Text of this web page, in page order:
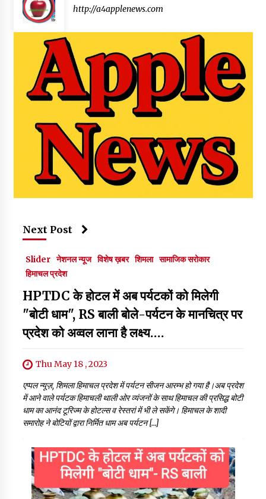
http://a4applenews.com
Next Post
Slider नेशनल न्यूज विशेष ख़बर शिमला सामाजिक सरोकार
हिमाचल प्रदेश
HPTDC के होटल में अब पर्यटकों को मिलेगी
"बोटी धाम", RS बाली बोले-पर्यटन के मानचित्र पर
प्रदेश को अव्वल लाना है लक्ष्य….
Thu May 18 , 2023
एप्पल न्यूज़, शिमला हिमाचल प्रदेश में पर्यटन सीजन आरम्भ हो गया है।अब प्रदेश
में आने वाले पर्यटक हिमाचली थाली ओर व्यंजनों के साथ हिमाचल की प्रसिद्ध बोटी
धाम का आनंद टूरिज्म के होटल्स व रेस्तरां में भी ले सकेंगे। हिमाचल के शादी
समारोह ने बोटियों द्वारा निर्मित धाम अब पर्यटन […]